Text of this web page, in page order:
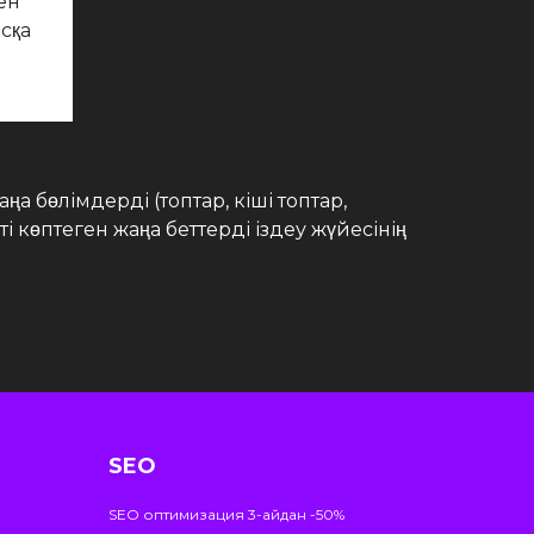
бөлімдерді (топтар, кіші топтар,
жаңа беттерді іздеу жүйесінің
SEO
SEO оптимизация 3-айдан -50%